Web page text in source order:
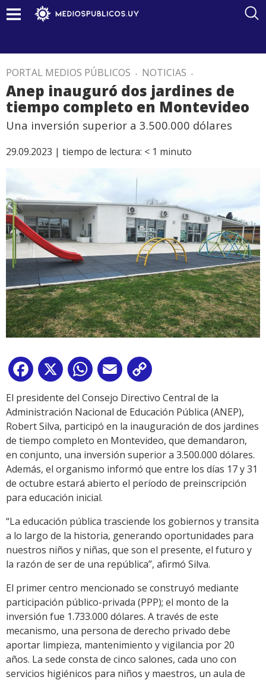
PORTAL MEDIOS PÚBLICOS . NOTICIAS .
Anep inauguró dos jardines de
tiempo completo en Montevideo
Una inversión superior a 3.500.000 dólares
29.09.2023 | tiempo de lectura: < 1 minuto
Facebook
X WhatsApp
Email
Link
El presidente del Consejo Directivo Central de la
Administración Nacional de Educación Pública (ANEP),
Robert Silva, participó en la inauguración de dos jardines
de tiempo completo en Montevideo, que demandaron,
en conjunto, una inversión superior a 3.500.000 dólares.
Además, el organismo informó que entre los días 17 y 31
de octubre estará abierto el período de preinscripción
para educación inicial.
“La educación pública trasciende los gobiernos y transita
a lo largo de la historia, generando oportunidades para
nuestros niños y niñas, que son el presente, el futuro y
la razón de ser de una república”, afirmó Silva.
El primer centro mencionado se construyó mediante
participación público-privada (PPP); el monto de la
inversión fue 1.733.000 dólares. A través de este
mecanismo, una persona de derecho privado debe
aportar limpieza, mantenimiento y vigilancia por 20
años. La sede consta de cinco salones, cada uno con
servicios higiénicos para niños y maestros, un aula de